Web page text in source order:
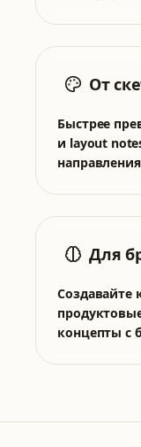
От
Быстрее
и layout
Для
Создавайте
концепты с